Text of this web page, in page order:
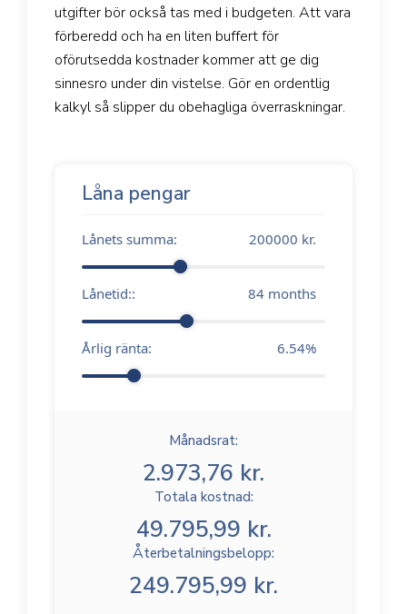
utgifter bör också tas med i budgeten. Att vara
förberedd och ha en liten buffert för
oförutsedda kostnader kommer att ge dig
sinnesro under din vistelse. Gör en ordentlig
kalkyl så slipper du obehagliga överraskningar.
Låna pengar
Lånets summa: 200000 kr.
Lånetid:: 84 months
Årlig ränta: 6.54%
Månadsrat:
2.973,76 kr.
Totala kostnad:
49.795,99 kr.
Återbetalningsbelopp:
249.795,99 kr.